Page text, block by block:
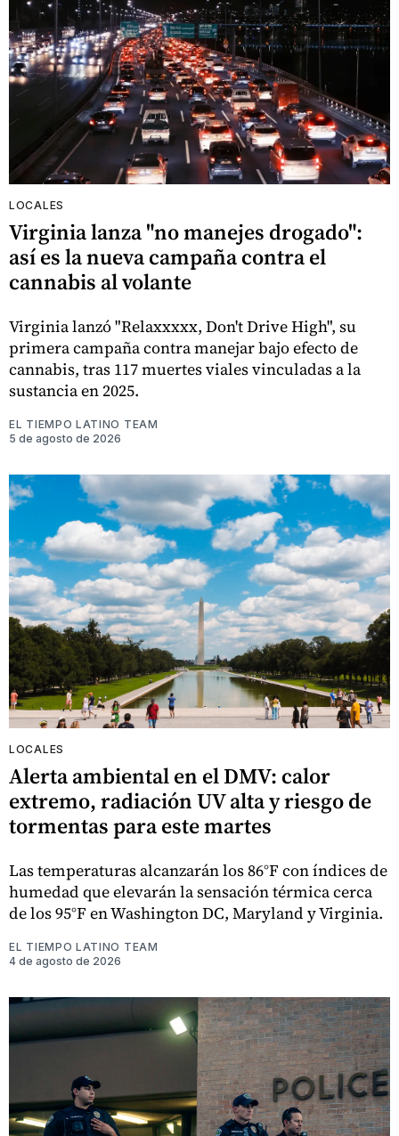
LOCALES
Virginia lanza "no manejes drogado":
así es la nueva campaña contra el
cannabis al volante
Virginia lanzó "Relaxxxxx, Don't Drive High", su
primera campaña contra manejar bajo efecto de
cannabis, tras 117 muertes viales vinculadas a la
sustancia en 2025.
EL TIEMPO LATINO TEAM
5 de agosto de 2026
LOCALES
Alerta ambiental en el DMV: calor
extremo, radiación UV alta y riesgo de
tormentas para este martes
Las temperaturas alcanzarán los 86°F con índices de
humedad que elevarán la sensación térmica cerca
de los 95°F en Washington DC, Maryland y Virginia.
EL TIEMPO LATINO TEAM
4 de agosto de 2026